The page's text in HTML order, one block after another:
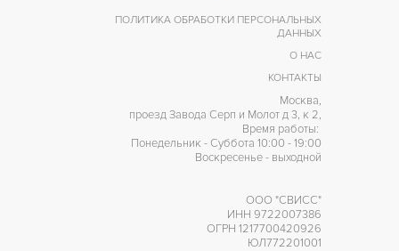
ПОЛИТИКА ОБРАБОТКИ ПЕРСОНАЛЬНЫХ
ДАННЫХ
О НАС
КОНТАКТЫ
Москва,
проезд Завода Серп и Молот д 3, к 2,
Время работы:
Понедельник - Суббота 10:00 - 19:00
Воскресенье - выходной
ООО "СВИСС"
ИНН 9722007386
ОГРН 1217700420926
ЮЛ772201001